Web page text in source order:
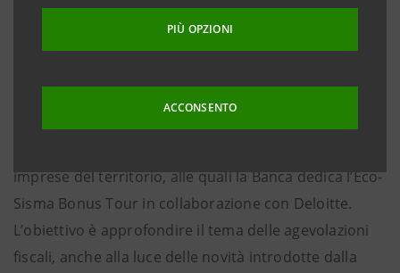
PIÙ OPZIONI
ACCONSENTO
imprese del territorio, alle quali la Banca dedica l’Eco-
Sisma Bonus Tour in collaborazione con Deloitte.
L’obiettivo è approfondire il tema delle agevolazioni
fiscali, anche alla luce delle novità introdotte dalla